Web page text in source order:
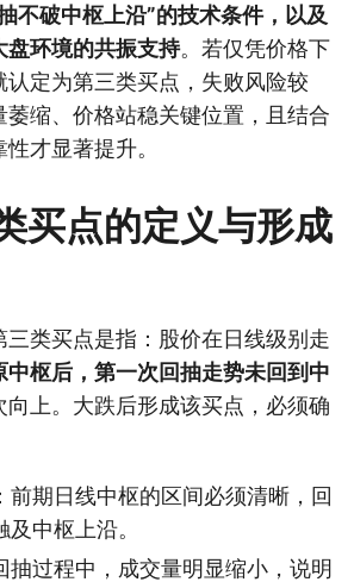
不破中枢上沿”的技术条件，以及
盘环境的共振支持。若仅凭价格下
认定为第三类买点，失败风险较
萎缩、价格站稳关键位置，且结合
才显著提升。
买点的定义与形成
类买点是指：股价在日线级别走
中枢后，第一次回抽走势未回到中
向上。大跌后形成该买点，必须确
：前期日线中枢的区间必须清晰，回
中枢上沿。
抽过程中，成交量明显缩小，说明